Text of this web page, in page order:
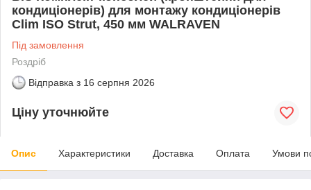
кондиціонерів) для монтажу кондиціонерів
Clim ISO Strut, 450 мм WALRAVEN
Під замовлення
Роздріб
Відправка з 16 серпня 2026
Ціну уточнюйте
Опис Характеристики Доставка Оплата Умови